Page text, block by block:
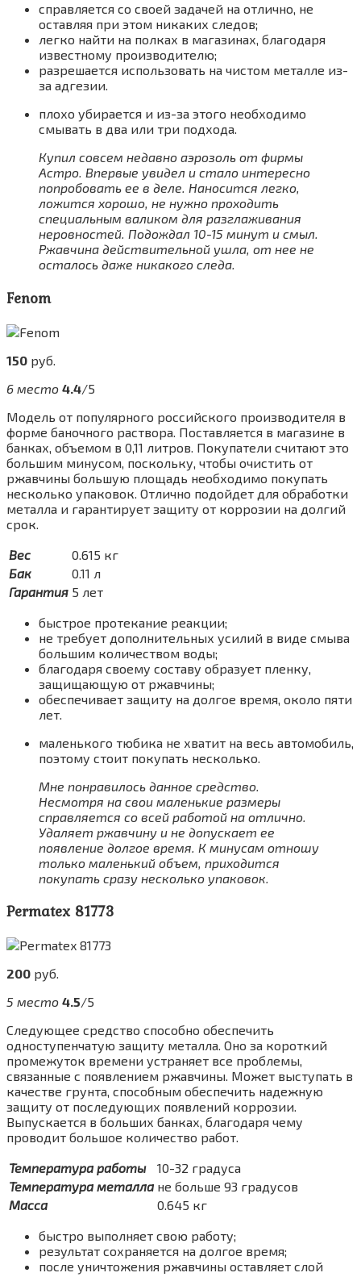
справляется со своей задачей на отлично, не
оставляя при этом никаких следов;
легко найти на полках в магазинах, благодаря
известному производителю;
разрешается использовать на чистом металле из-
за адгезии.
плохо убирается и из-за этого необходимо
смывать в два или три подхода.
Купил совсем недавно аэрозоль от фирмы
Астро. Впервые увидел и стало интересно
попробовать ее в деле. Наносится легко,
ложится хорошо, не нужно проходить
специальным валиком для разглаживания
неровностей. Подождал 10-15 минут и смыл.
Ржавчина действительной ушла, от нее не
осталось даже никакого следа.
Fenom
150 руб.
6 место 4.4/5
Модель от популярного российского производителя в
форме баночного раствора. Поставляется в магазине в
банках, объемом в 0,11 литров. Покупатели считают это
большим минусом, поскольку, чтобы очистить от
ржавчины большую площадь необходимо покупать
несколько упаковок. Отлично подойдет для обработки
металла и гарантирует защиту от коррозии на долгий
срок.
Вес
0.615 кг
Бак
0.11 л
Гарантия 5 лет
быстрое протекание реакции;
не требует дополнительных усилий в виде смыва
большим количеством воды;
благодаря своему составу образует пленку,
защищающую от ржавчины;
обеспечивает защиту на долгое время, около пяти
лет.
маленького тюбика не хватит на весь автомобиль,
поэтому стоит покупать несколько.
Мне понравилось данное средство.
Несмотря на свои маленькие размеры
справляется со всей работой на отлично.
Удаляет ржавчину и не допускает ее
появление долгое время. К минусам отношу
только маленький объем, приходится
покупать сразу несколько упаковок.
Permatex 81773
200 руб.
5 место 4.5/5
Следующее средство способно обеспечить
одноступенчатую защиту металла. Оно за короткий
промежуток времени устраняет все проблемы,
связанные с появлением ржавчины. Может выступать в
качестве грунта, способным обеспечить надежную
защиту от последующих появлений коррозии.
Выпускается в больших банках, благодаря чему
проводит большое количество работ.
Температура работы
10-32 градуса
Температура металла не больше 93 градусов
Масса
0.645 кг
быстро выполняет свою работу;
результат сохраняется на долгое время;
после уничтожения ржавчины оставляет слой